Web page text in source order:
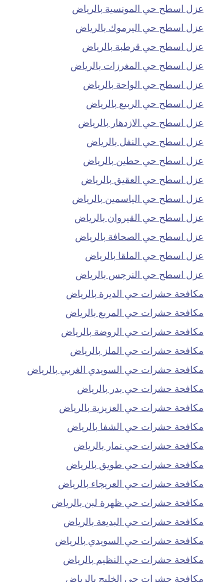
عزل اسطح حي المونسية بالرياض
عزل اسطح حي اليرموك بالرياض
عزل اسطح حي قرطبة بالرياض
عزل اسطح حي المغرزات بالرياض
عزل اسطح حي الواحة بالرياض
عزل اسطح حي الربيع بالرياض
عزل اسطح حي الازدهار بالرياض
عزل اسطح حي النفل بالرياض
عزل اسطح حي حطين بالرياض
عزل اسطح حي العقيق بالرياض
عزل اسطح حي الياسمين بالرياض
عزل اسطح حي القيروان بالرياض
عزل اسطح حي الصحافة بالرياض
عزل اسطح حي الملقا بالرياض
عزل اسطح حي النرجس بالرياض
مكافحة حشرات حي الديرة بالرياض
مكافحة حشرات حي المربع بالرياض
مكافحة حشرات حي الروضة بالرياض
مكافحة حشرات حي الملز بالرياض
مكافحة حشرات حي السويدي الغربي بالرياض
مكافحة حشرات حي بدر بالرياض
مكافحة حشرات حي العزيزية بالرياض
مكافحة حشرات حي الشفا بالرياض
مكافحة حشرات حي نمار بالرياض
مكافحة حشرات حي طويق بالرياض
مكافحة حشرات حي العريجاء بالرياض
مكافحة حشرات حي ظهرة لبن بالرياض
مكافحة حشرات حي البديعة بالرياض
مكافحة حشرات حي السويدي بالرياض
مكافحة حشرات حي النظيم بالرياض
مكافحة حشرات حي الخليج بالرياض